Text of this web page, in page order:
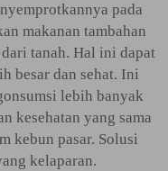
pada
makanan tambahan
tanah. Hal ini dapat
besar dan sehat. Ini
lebih banyak
kesehatan yang sama
kebun pasar. Solusi
kelaparan.